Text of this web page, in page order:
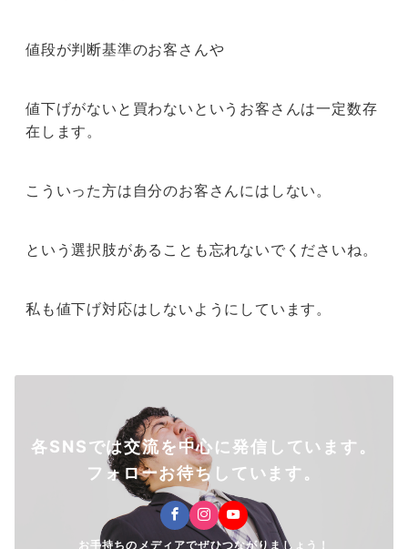
値段が判断基準のお客さんや
値下げがないと買わないというお客さんは一定数存
在します。
こういった方は自分のお客さんにはしない。
という選択肢があることも忘れないでくださいね。
私も値下げ対応はしないようにしています。
各SNSでは交流を中心に発信しています。
フォローお待ちしています。
お手持ちのメディアでぜひつながりましょう！